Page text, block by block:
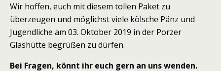
Wir hoffen, euch mit diesem tollen Paket zu
überzeugen und möglichst viele kölsche Pänz und
Jugendliche am 03. Oktober 2019 in der Porzer
Glashütte begrüßen zu dürfen.
Bei Fragen, könnt ihr euch gern an uns wenden.